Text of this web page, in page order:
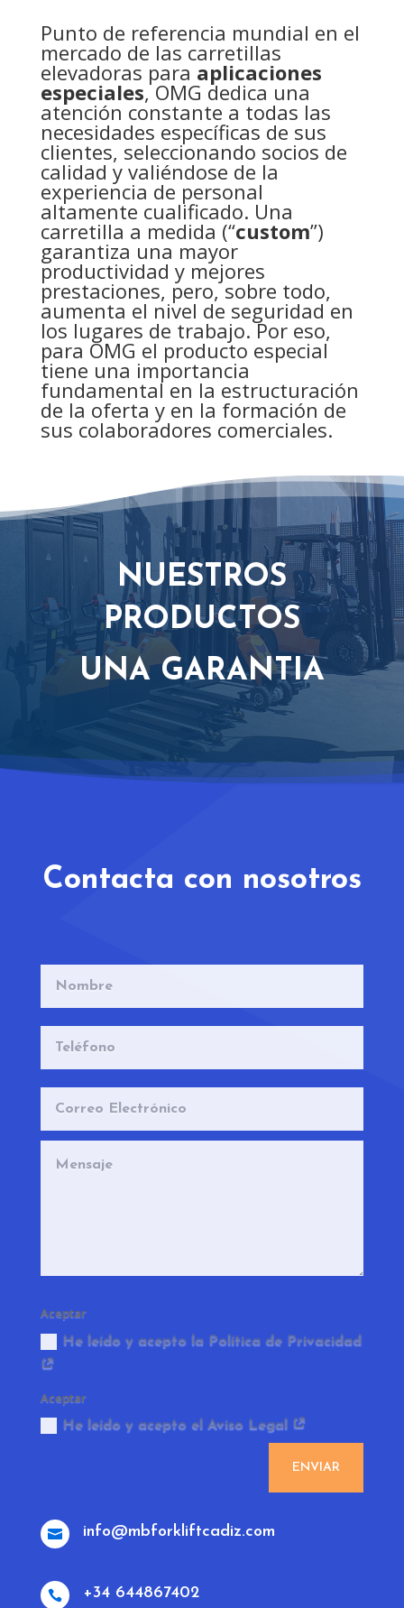
Punto de referencia mundial en el
mercado de las carretillas
elevadoras para aplicaciones
especiales, OMG dedica una
atención constante a todas las
necesidades específicas de sus
clientes, seleccionando socios de
calidad y valiéndose de la
experiencia de personal
altamente cualificado. Una
carretilla a medida (“custom”)
garantiza una mayor
productividad y mejores
prestaciones, pero, sobre todo,
aumenta el nivel de seguridad en
los lugares de trabajo. Por eso,
para OMG el producto especial
tiene una importancia
fundamental en la estructuración
de la oferta y en la formación de
sus colaboradores comerciales.
NUESTROS
PRODUCTOS
UNA GARANTIA
Contacta con nosotros
Aceptar
He leído y acepto la Política de Privacidad
Aceptar
He leído y acepto el Aviso Legal
ENVIAR
 info@mbforkliftcadiz.com
 +34 644867402